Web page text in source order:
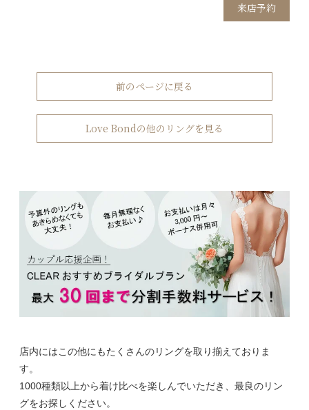
来店予約
前のページに戻る
Love Bondの他のリングを見る
店内にはこの他にもたくさんのリングを取り揃えておりま
す。
1000種類以上から着け比べを楽しんでいただき、最良のリン
グをお探しください。